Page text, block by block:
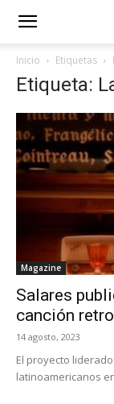
Inicio Etiquetas
Etiqueta:
Magazine
Salares
canción
14 agosto, 2023
El proyecto
latinoamericanos